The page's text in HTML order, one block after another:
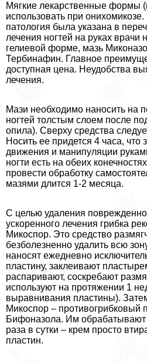
Мягкие лекарственные формы
использовать при
патология была указана в
лечения ногтей на руках врачи
гелиевой форме, мазь
Тербинафин. Главное
доступная цена. Неудобства
лечения.
Мази необходимо наносить на
ногтей толстым слоем после
опила). Сверху средства
Носить ее придется 4 часа, что
движения и манипуляции
ногти есть на обеих
провести обработку
мазями длится 1-2 месяца.
С целью удаления
ускоренного лечения грибка
Микоспор. Это средство
безболезненно удалить всю
наносят ежедневно
пластину, заклеивают
распаривают, соскребают
используют на протяжении 1
выравнивания пластины).
Микоспор – противогрибковый
Бифоназола. Им обpaбатывают
раза в сутки – крем просто
пластин.